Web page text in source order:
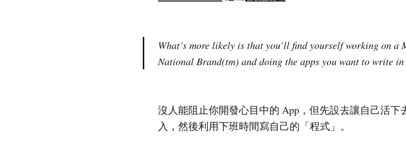
What’s more likely is that you’ll find yourself working on a
National Brand(tm) and doing the apps you want to write in
沒人能阻止你開發心目中的 App，但先設去讓自己活下
入，然後利用下班時間寫自己的「程式」。